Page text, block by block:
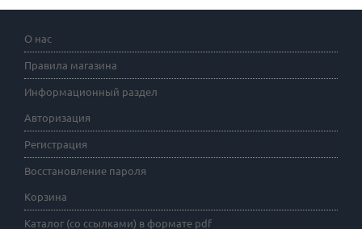
О нас
Правила магазина
Информационный раздел
Авторизация
Регистрация
Восстановление пароля
Корзина
Каталог (со ссылками) в формате pdf